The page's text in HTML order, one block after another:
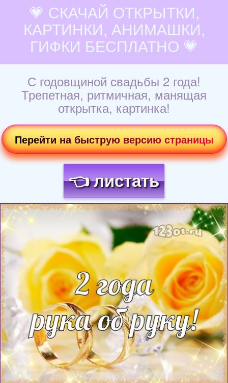
💗 СКАЧАЙ ОТКРЫТКИ,
КАРТИНКИ, АНИМАШКИ,
ГИФКИ БЕСПЛАТНО 💗
С годовщиной свадьбы 2 года!
Трепетная, ритмичная, манящая
открытка, картинка!
Перейти на быструю версию страницы
👈 листать
Загрузка картинки...